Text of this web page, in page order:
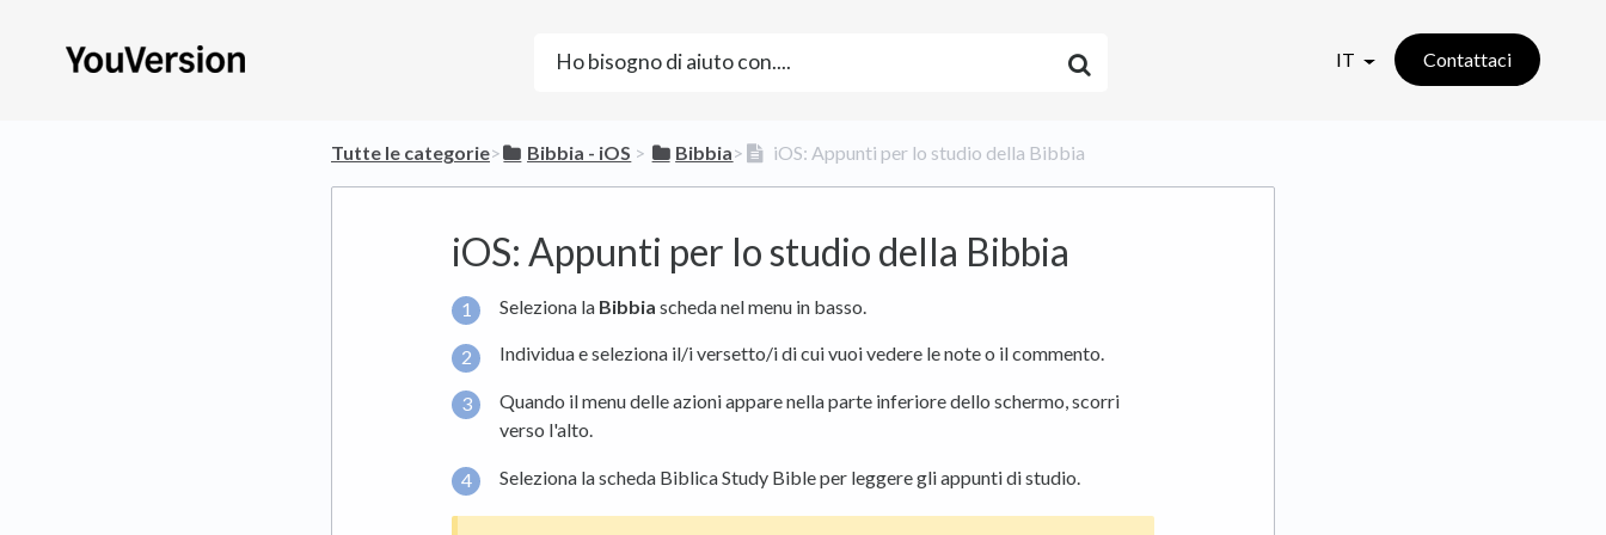
IT Contattaci
Tutte le categorie​>​ ​Bibbia - iOS ​ > ​ ​Bibbia​>​ iOS: Appunti per lo studio della Bibbia
iOS: Appunti per lo studio della Bibbia
Seleziona la Bibbia scheda nel menu in basso.
Individua e seleziona il/i versetto/i di cui vuoi vedere le note o il commento.
Quando il menu delle azioni appare nella parte inferiore dello schermo, scorri
verso l'alto.
Seleziona la scheda Biblica Study Bible per leggere gli appunti di studio.